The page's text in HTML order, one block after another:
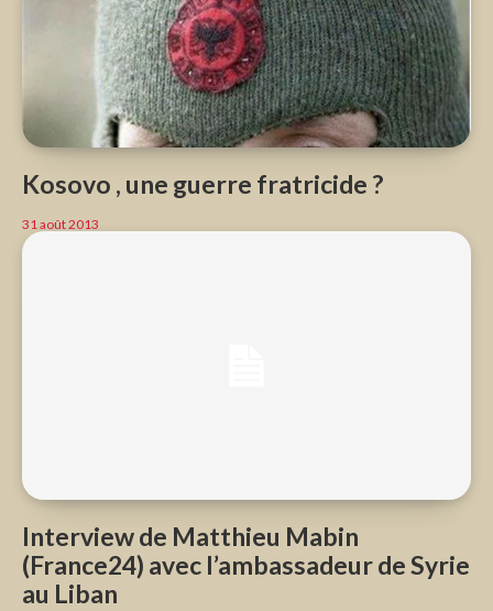
Kosovo , une guerre fratricide ?
31 août 2013
Interview de Matthieu Mabin
(France24) avec l’ambassadeur de Syrie
au Liban